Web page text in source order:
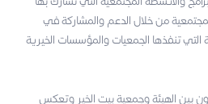
من خلال الدعم والمشاركة في
التي تنفذها الجمعيات والمؤسسات الخيرية
بين الهيئة وجمعية بيت الخير وتعكس